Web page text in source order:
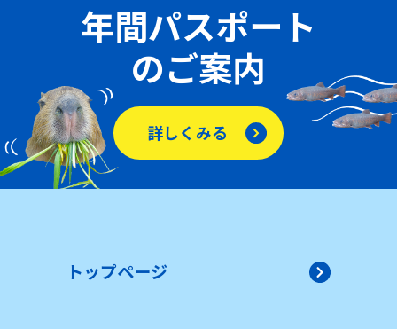
年間パスポート
のご案内
詳しくみる
トップページ